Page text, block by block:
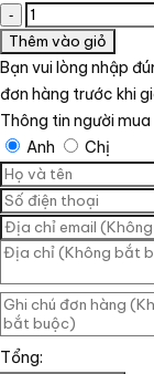
Thêm vào giỏ
Bạn vui lòng nhập
đơn hàng trước khi
Thông tin người mua
Anh
Chị
Tổng: